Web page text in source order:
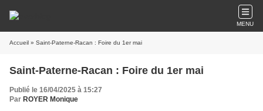
MENU
Accueil » Saint-Paterne-Racan : Foire du 1er mai
Saint-Paterne-Racan : Foire du 1er mai
Publié le 16/04/2025 à 15:27
Par ROYER Monique